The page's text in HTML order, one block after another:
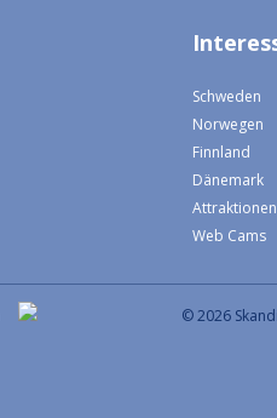
Schweden
Norwegen
Finnland
Dänemark
Attraktionen
Web Cams
© 2026